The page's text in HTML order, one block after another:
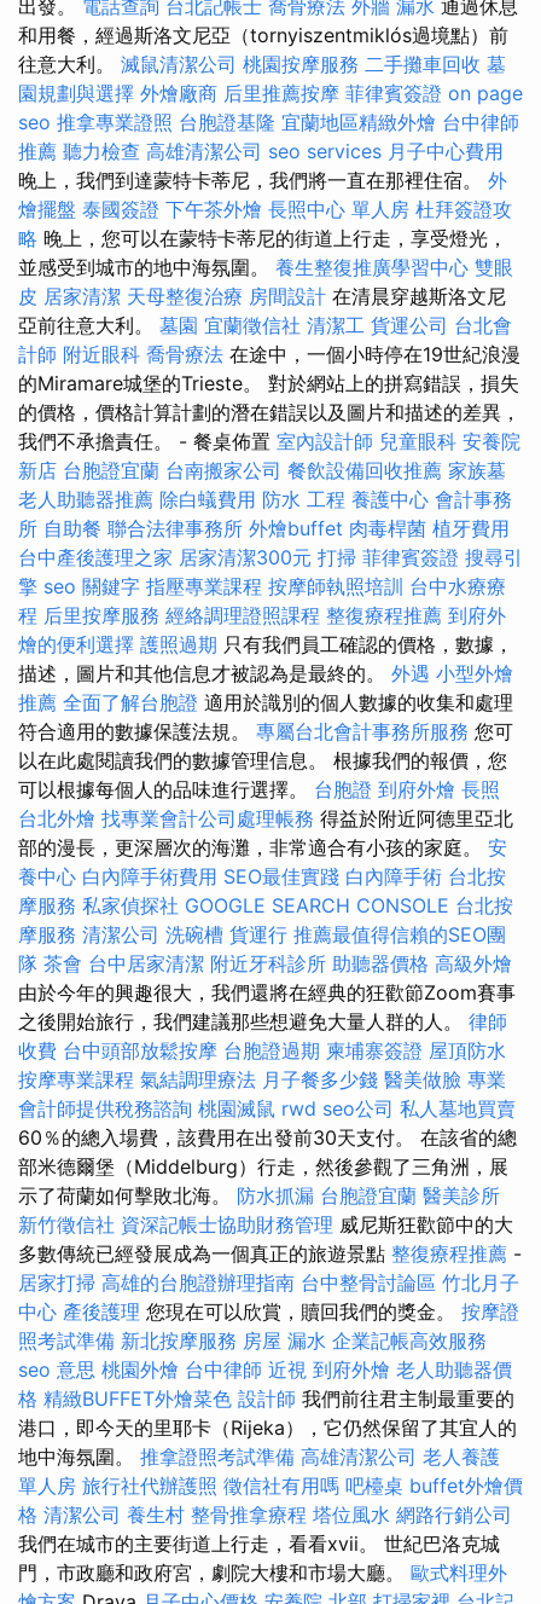
出發。 電話查詢 台北記帳士 喬骨療法 外牆 漏水 通過休息
和用餐，經過斯洛文尼亞（tornyiszentmiklós過境點）前
往意大利。 滅鼠清潔公司 桃園按摩服務 二手攤車回收 墓
園規劃與選擇 外燴廠商 后里推薦按摩 菲律賓簽證 on page
seo 推拿專業證照 台胞證基隆 宜蘭地區精緻外燴 台中律師
推薦 聽力檢查 高雄清潔公司 seo services 月子中心費用
晚上，我們到達蒙特卡蒂尼，我們將一直在那裡住宿。 外
燴擺盤 泰國簽證 下午茶外燴 長照中心 單人房 杜拜簽證攻
略 晚上，您可以在蒙特卡蒂尼的街道上行走，享受燈光，
並感受到城市的地中海氛圍。 養生整復推廣學習中心 雙眼
皮 居家清潔 天母整復治療 房間設計 在清晨穿越斯洛文尼
亞前往意大利。 墓園 宜蘭徵信社 清潔工 貨運公司 台北會
計師 附近眼科 喬骨療法 在途中，一個小時停在19世紀浪漫
的Miramare城堡的Trieste。 對於網站上的拼寫錯誤，損失
的價格，價格計算計劃的潛在錯誤以及圖片和描述的差異，
我們不承擔責任。 - 餐桌佈置 室內設計師 兒童眼科 安養院
新店 台胞證宜蘭 台南搬家公司 餐飲設備回收推薦 家族墓
老人助聽器推薦 除白蟻費用 防水 工程 養護中心 會計事務
所 自助餐 聯合法律事務所 外燴buffet 肉毒桿菌 植牙費用
台中產後護理之家 居家清潔300元 打掃 菲律賓簽證 搜尋引
擎 seo 關鍵字 指壓專業課程 按摩師執照培訓 台中水療療
程 后里按摩服務 經絡調理證照課程 整復療程推薦 到府外
燴的便利選擇 護照過期 只有我們員工確認的價格，數據，
描述，圖片和其他信息才被認為是最終的。 外遇 小型外燴
推薦 全面了解台胞證 適用於識別的個人數據的收集和處理
符合適用的數據保護法規。 專屬台北會計事務所服務 您可
以在此處閱讀我們的數據管理信息。 根據我們的報價，您
可以根據每個人的品味進行選擇。 台胞證 到府外燴 長照
台北外燴 找專業會計公司處理帳務 得益於附近阿德里亞北
部的漫長，更深層次的海灘，非常適合有小孩的家庭。 安
養中心 白內障手術費用 SEO最佳實踐 白內障手術 台北按
摩服務 私家偵探社 GOOGLE SEARCH CONSOLE 台北按
摩服務 清潔公司 洗碗槽 貨運行 推薦最值得信賴的SEO團
隊 茶會 台中居家清潔 附近牙科診所 助聽器價格 高級外燴
由於今年的興趣很大，我們還將在經典的狂歡節Zoom賽事
之後開始旅行，我們建議那些想避免大量人群的人。 律師
收費 台中頭部放鬆按摩 台胞證過期 柬埔寨簽證 屋頂防水
按摩專業課程 氣結調理療法 月子餐多少錢 醫美做臉 專業
會計師提供稅務諮詢 桃園滅鼠 rwd seo公司 私人墓地買賣
60％的總入場費，該費用在出發前30天支付。 在該省的總
部米德爾堡（Middelburg）行走，然後參觀了三角洲，展
示了荷蘭如何擊敗北海。 防水抓漏 台胞證宜蘭 醫美診所
新竹徵信社 資深記帳士協助財務管理 威尼斯狂歡節中的大
多數傳統已經發展成為一個真正的旅遊景點 整復療程推薦 -
居家打掃 高雄的台胞證辦理指南 台中整骨討論區 竹北月子
中心 產後護理 您現在可以欣賞，贖回我們的獎金。 按摩證
照考試準備 新北按摩服務 房屋 漏水 企業記帳高效服務
seo 意思 桃園外燴 台中律師 近視 到府外燴 老人助聽器價
格 精緻BUFFET外燴菜色 設計師 我們前往君主制最重要的
港口，即今天的里耶卡（Rijeka），它仍然保留了其宜人的
地中海氛圍。 推拿證照考試準備 高雄清潔公司 老人養護
單人房 旅行社代辦護照 徵信社有用嗎 吧檯桌 buffet外燴價
格 清潔公司 養生村 整骨推拿療程 塔位風水 網路行銷公司
我們在城市的主要街道上行走，看看xvii。 世紀巴洛克城
門，市政廳和政府宮，劇院大樓和市場大廳。 歐式料理外